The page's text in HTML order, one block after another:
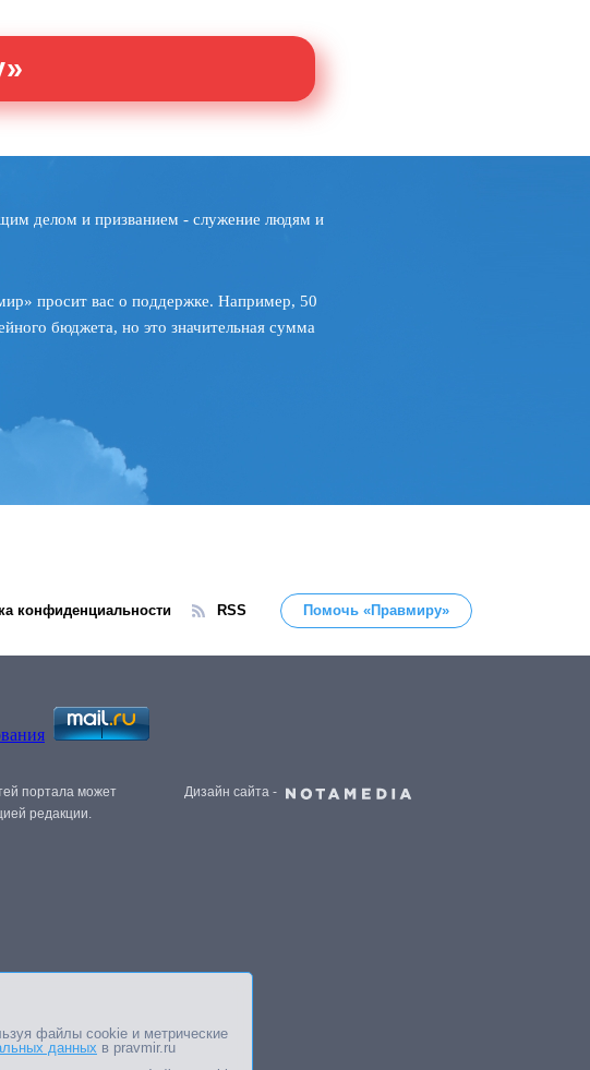
делом и призванием - служение людям и
просит вас о поддержке. Например, 50
бюджета, но это значительная сумма
конфиденциальности RSS Помочь «Правмиру»
портала может
редакции.
Дизайн сайта -
файлы cookie и метрические
данных в pravmir.ru